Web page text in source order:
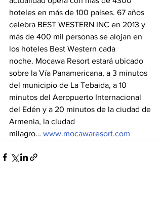
hoteles en más de 100 países. 67 años
celebra BEST WESTERN INC en 2013 y
más de 400 mil personas se alojan en
los hoteles Best Western cada
noche. Mocawa Resort estará ubicado
sobre la Vía Panamericana, a 3 minutos
del municipio de La Tebaida, a 10
minutos del Aeropuerto Internacional
del Edén y a 20 minutos de la ciudad de
Armenia, la ciudad
milagro… www.mocawaresort.com